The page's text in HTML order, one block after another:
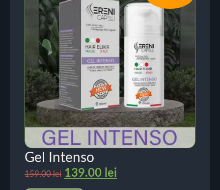
Gel Intenso
159.00lei 139.00 lei